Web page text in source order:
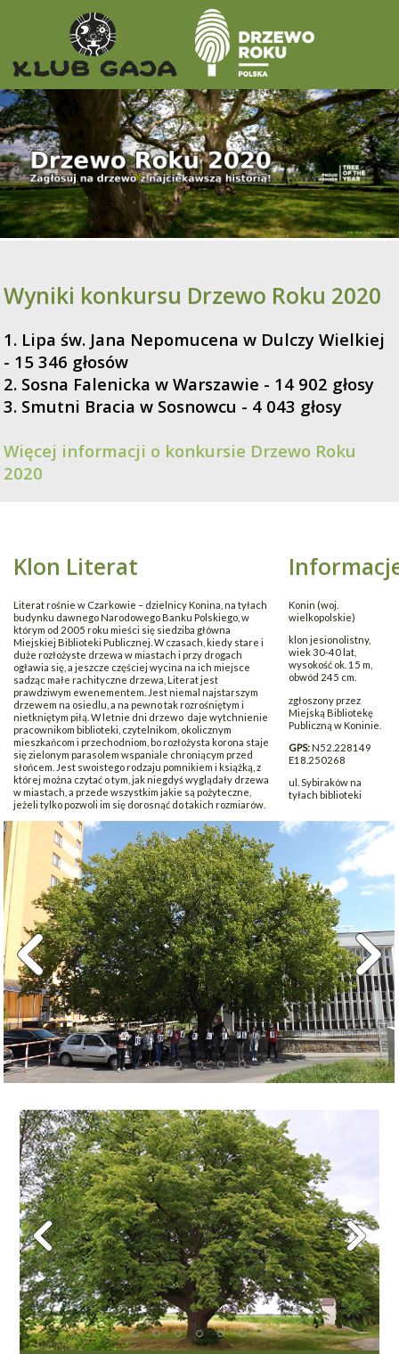
Wyniki konkursu Drzewo Roku 2020
1. Lipa św. Jana Nepomucena w Dulczy Wielkiej
- 15 346 głosów
2. Sosna Falenicka w Warszawie - 14 902 głosy
3. Smutni Bracia w Sosnowcu - 4 043 głosy
Więcej informacji o konkursie Drzewo Roku
2020
Klon Literat
Literat rośnie w Czarkowie – dzielnicy Konina, na tyłach
budynku dawnego Narodowego Banku Polskiego, w
którym od 2005 roku mieści się siedziba główna
Miejskiej Biblioteki Publicznej. W czasach, kiedy stare i
duże rozłożyste drzewa w miastach i przy drogach
ogławia się, a jeszcze częściej wycina na ich miejsce
sadząc małe rachityczne drzewa, Literat jest
prawdziwym ewenementem. Jest niemal najstarszym
drzewem na osiedlu, a na pewno tak rozrośniętym i
nietkniętym piłą. W letnie dni drzewo daje wytchnienie
pracownikom biblioteki, czytelnikom, okolicznym
mieszkańcom i przechodniom, bo rozłożysta korona staje
się zielonym parasolem wspaniale chroniącym przed
słońcem. Jest swoistego rodzaju pomnikiem i książką, z
której można czytać o tym, jak niegdyś wyglądały drzewa
w miastach, a przede wszystkim jakie są pożyteczne,
jeżeli tylko pozwoli im się dorosnąć do takich rozmiarów.
Konin (woj.
wielkopolskie)
klon jesionolistny,
wiek 30-40 lat,
wysokość ok. 15 m,
obwód 245 cm.
zgłoszony przez
Miejską Bibliotekę
Publiczną w Koninie.
GPS:N52.228149
E18.250268
ul. Sybiraków na
tyłach biblioteki